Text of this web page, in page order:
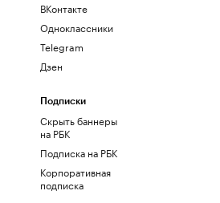
ВКонтакте
Одноклассники
Telegram
Дзен
Подписки
Скрыть баннеры
на РБК
Подписка на РБК
Корпоративная
подписка